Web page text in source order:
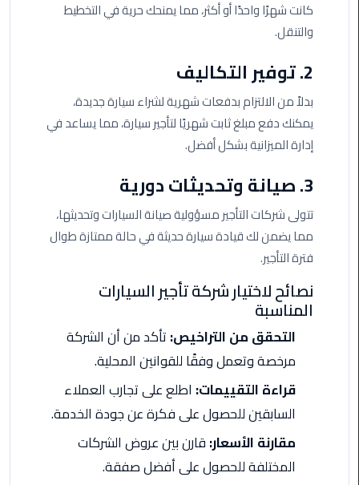
مطار
ليموزين
مطار
سارات
مرسيدس
ليموزين
كانت شهرًا واحدًا أو أكثر، مما يمنحك حرية في التخطيط
والتنقل.
2. توفير التكاليف
بدلاً من الالتزام بدفعات شهرية لشراء سيارة جديدة،
يمكنك دفع مبلغ ثابت شهريًا لتأجير سيارة، مما يساعد في
إدارة الميزانية بشكل أفضل.
3. صيانة وتحديثات دورية
تتولى شركات التأجير مسؤولية صيانة السيارات وتحديثها،
مما يضمن لك قيادة سيارة حديثة في حالة ممتازة طوال
فترة التأجير.
نصائح لاختيار شركة تأجير السيارات
المناسبة
التحقق من التراخيص: تأكد من أن الشركة
مرخصة وتعمل وفقًا للقوانين المحلية.
قراءة التقييمات: اطلع على تجارب العملاء
السابقين للحصول على فكرة عن جودة الخدمة.
مقارنة الأسعار: قارن بين عروض الشركات
المختلفة للحصول على أفضل صفقة.